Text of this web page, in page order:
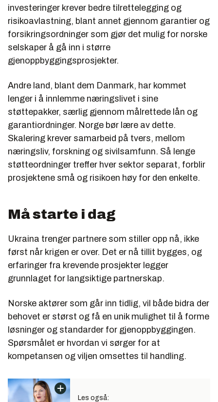
investeringer krever bedre tilrettelegging og
risikoavlastning, blant annet gjennom garantier og
forsikringsordninger som gjør det mulig for norske
selskaper å gå inn i større
gjenoppbyggingsprosjekter.
Andre land, blant dem Danmark, har kommet
lenger i å innlemme næringslivet i sine
støttepakker, særlig gjennom målrettede lån og
garantiordninger. Norge bør lære av dette.
Skalering krever samarbeid på tvers, mellom
næringsliv, forskning og sivilsamfunn. Så lenge
støtteordninger treffer hver sektor separat, forblir
prosjektene små og risikoen høy for den enkelte.
Må starte i dag
Ukraina trenger partnere som stiller opp nå, ikke
først når krigen er over. Det er nå tillit bygges, og
erfaringer fra krevende prosjekter legger
grunnlaget for langsiktige partnerskap.
Norske aktører som går inn tidlig, vil både bidra der
behovet er størst og få en unik mulighet til å forme
løsninger og standarder for gjenoppbyggingen.
Spørsmålet er hvordan vi sørger for at
kompetansen og viljen omsettes til handling.
Les også: